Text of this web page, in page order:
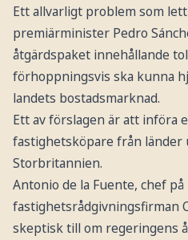
Ett allvarligt problem som
premiärminister Pedro
åtgärdspaket innehållande
förhoppningsvis ska kunna
landets bostadsmarknad.
Ett av förslagen är att införa
fastighetsköpare från länder
Storbritannien.
Antonio de la Fuente, chef på
fastighetsrådgivningsfirman
skeptisk till om regeringens